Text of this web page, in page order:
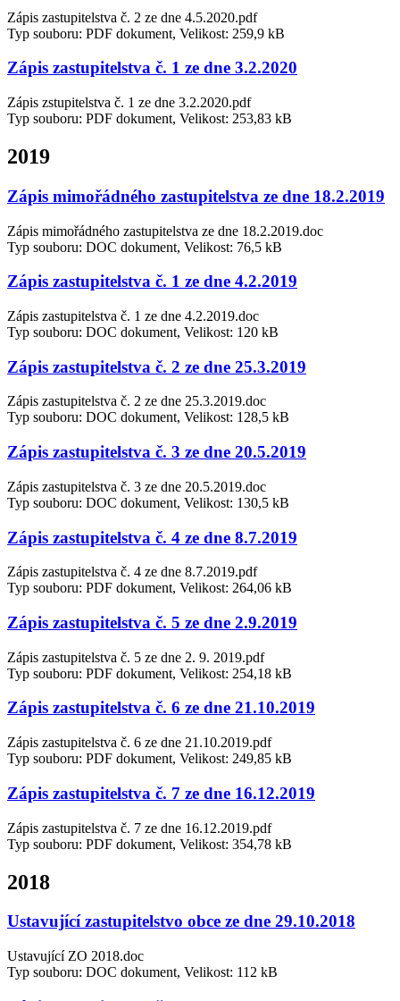
Zápis zastupitelstva č. 2 ze dne 4.5.2020.pdf
Typ souboru: PDF dokument, Velikost: 259,9 kB
Zápis zastupitelstva č. 1 ze dne 3.2.2020
Zápis zstupitelstva č. 1 ze dne 3.2.2020.pdf
Typ souboru: PDF dokument, Velikost: 253,83 kB
2019
Zápis mimořádného zastupitelstva ze dne 18.2.2019
Zápis mimořádného zastupitelstva ze dne 18.2.2019.doc
Typ souboru: DOC dokument, Velikost: 76,5 kB
Zápis zastupitelstva č. 1 ze dne 4.2.2019
Zápis zastupitelstva č. 1 ze dne 4.2.2019.doc
Typ souboru: DOC dokument, Velikost: 120 kB
Zápis zastupitelstva č. 2 ze dne 25.3.2019
Zápis zastupitelstva č. 2 ze dne 25.3.2019.doc
Typ souboru: DOC dokument, Velikost: 128,5 kB
Zápis zastupitelstva č. 3 ze dne 20.5.2019
Zápis zastupitelstva č. 3 ze dne 20.5.2019.doc
Typ souboru: DOC dokument, Velikost: 130,5 kB
Zápis zastupitelstva č. 4 ze dne 8.7.2019
Zápis zastupitelstva č. 4 ze dne 8.7.2019.pdf
Typ souboru: PDF dokument, Velikost: 264,06 kB
Zápis zastupitelstva č. 5 ze dne 2.9.2019
Zápis zastupitelstva č. 5 ze dne 2. 9. 2019.pdf
Typ souboru: PDF dokument, Velikost: 254,18 kB
Zápis zastupitelstva č. 6 ze dne 21.10.2019
Zápis zastupitelstva č. 6 ze dne 21.10.2019.pdf
Typ souboru: PDF dokument, Velikost: 249,85 kB
Zápis zastupitelstva č. 7 ze dne 16.12.2019
Zápis zastupitelstva č. 7 ze dne 16.12.2019.pdf
Typ souboru: PDF dokument, Velikost: 354,78 kB
2018
Ustavující zastupitelstvo obce ze dne 29.10.2018
Ustavující ZO 2018.doc
Typ souboru: DOC dokument, Velikost: 112 kB